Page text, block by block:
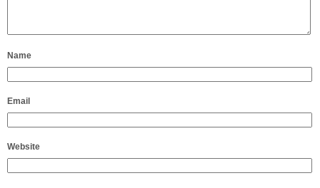
Name
Email
Website